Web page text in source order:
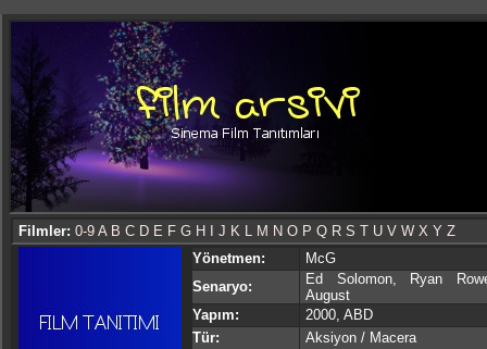
Filmler: 0-9 A B C D E F G H J K L M N O P Q R S T U V W X Y Z
Yönetmen:
McG
Senaryo:
Ed Solomon, Ryan
August
Yapım:
2000, ABD
Tür:
Aksiyon / Macera